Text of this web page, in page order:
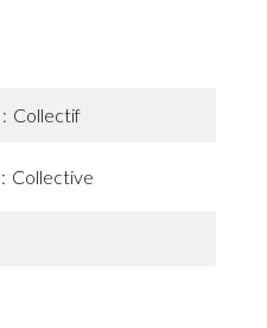
Collectif
Collective